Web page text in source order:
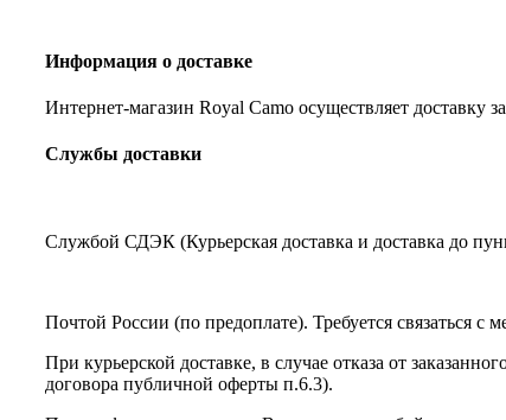
Информация о доставке
Интернет-магазин Royal Camo осуществляет доставку
Службы доставки
Службой СДЭК (Курьерская доставка и доставка до
Почтой России (по предоплате). Требуется связаться с
При курьерской доставке, в случае отказа от
договора публичной оферты п.6.3).